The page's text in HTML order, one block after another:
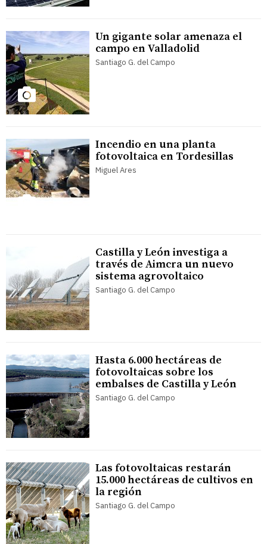
Un gigante solar amenaza el
campo en Valladolid
Santiago G. del Campo
Incendio en una planta
fotovoltaica en Tordesillas
Miguel Ares
Castilla y León investiga a
través de Aimcra un nuevo
sistema agrovoltaico
Santiago G. del Campo
Hasta 6.000 hectáreas de
fotovoltaicas sobre los
embalses de Castilla y León
Santiago G. del Campo
Las fotovoltaicas restarán
15.000 hectáreas de cultivos en
la región
Santiago G. del Campo